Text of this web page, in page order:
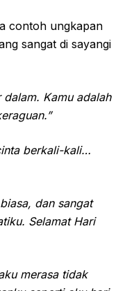
contoh ungkapan
sangat di sayangi
dalam. Kamu adalah
berkali-kali…
dan sangat
Selamat Hari
merasa tidak